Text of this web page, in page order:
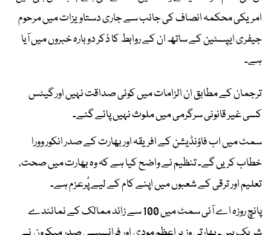
امریکی محکمہ انصاف کی جانب سے جاری دستاویزات میں مرحوم
جیفری ایپسٹین کے ساتھ ان کے روابط کا ذکر دوبارہ خبروں میں آیا
ہے۔
ترجمان کے مطابق ان الزامات میں کوئی صداقت نہیں اور گیٹس
کسی غیر قانونی سرگرمی میں ملوث نہیں پائے گئے۔
سمٹ میں اب فاؤنڈیشن کے افریقہ اور بھارت کے صدر انکور وورا
خطاب کریں گے۔ تنظیم نے واضح کیا ہے کہ وہ بھارت میں صحت،
تعلیم اور ترقی کے شعبوں میں اپنے کام کے لیے پُرعزم ہے۔
پانچ روزہ اے آئی سمٹ میں 100 سے زائد ممالک کے نمائندے